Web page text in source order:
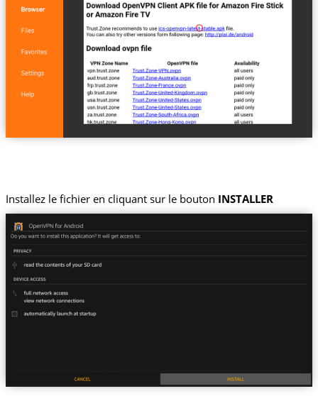
Installez le fichier en cliquant sur le bouton INSTALLER